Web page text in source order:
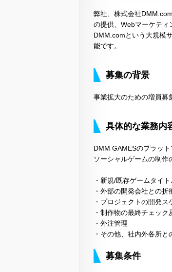
弊社、株式会社
の提供、Webマーケティ
DMM.comという大規模
能です。
募集の背景
事業拡大のための増員募
具体的な業務内
DMM GAMESのプラッ
ソーシャルゲームの制作
・新規/既存ゲームタイ
・外部の開発会社との折
・プロジェクトの開発
・制作物の最終チェッ
・外注管理
・その他、社内外各所と
募集条件